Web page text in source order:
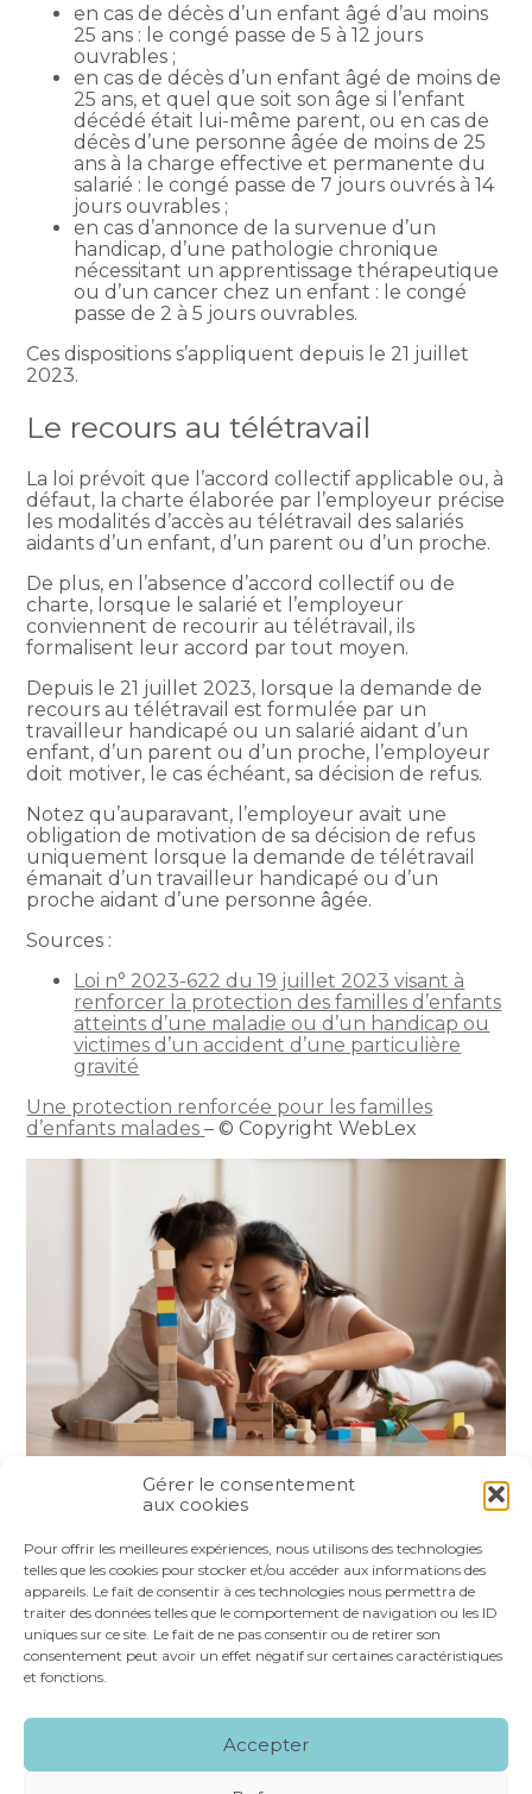
Gérer le consentement
aux cookies
Pour offrir les meilleures expériences, nous utilisons des technologies
telles que les cookies pour stocker et/ou accéder aux informations des
appareils. Le fait de consentir à ces technologies nous permettra de
traiter des données telles que le comportement de navigation ou les ID
uniques sur ce site. Le fait de ne pas consentir ou de retirer son
consentement peut avoir un effet négatif sur certaines caractéristiques
et fonctions.
Accepter
en cas de décès d’un enfant âgé d’au moins
25 ans : le congé passe de 5 à 12 jours
ouvrables ;
en cas de décès d’un enfant âgé de moins de
25 ans, et quel que soit son âge si l’enfant
décédé était lui-même parent, ou en cas de
décès d’une personne âgée de moins de 25
ans à la charge effective et permanente du
salarié : le congé passe de 7 jours ouvrés à 14
jours ouvrables ;
en cas d’annonce de la survenue d’un
handicap, d’une pathologie chronique
nécessitant un apprentissage thérapeutique
ou d’un cancer chez un enfant : le congé
passe de 2 à 5 jours ouvrables.
Ces dispositions s’appliquent depuis le 21 juillet
2023.
Le recours au télétravail
La loi prévoit que l’accord collectif applicable ou, à
défaut, la charte élaborée par l’employeur précise
les modalités d’accès au télétravail des salariés
aidants d’un enfant, d’un parent ou d’un proche.
De plus, en l’absence d’accord collectif ou de
charte, lorsque le salarié et l’employeur
conviennent de recourir au télétravail, ils
formalisent leur accord par tout moyen.
Depuis le 21 juillet 2023, lorsque la demande de
recours au télétravail est formulée par un
travailleur handicapé ou un salarié aidant d’un
enfant, d’un parent ou d’un proche, l’employeur
doit motiver, le cas échéant, sa décision de refus.
Notez qu’auparavant, l’employeur avait une
obligation de motivation de sa décision de refus
uniquement lorsque la demande de télétravail
émanait d’un travailleur handicapé ou d’un
proche aidant d’une personne âgée.
Sources :
Loi n° 2023-622 du 19 juillet 2023 visant à
renforcer la protection des familles d’enfants
atteints d’une maladie ou d’un handicap ou
victimes d’un accident d’une particulière
gravité
Une protection renforcée pour les familles
d’enfants malades– © Copyright WebLex
FaceBook
TwitterLinkedIn
Footer
NOS SERVICES
NOS SPÉCIALITÉS
RECRUTEMENT CONTACT